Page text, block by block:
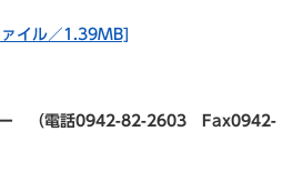
イル／1.39MB]
ー （電話0942-82-2603 Fax0942-